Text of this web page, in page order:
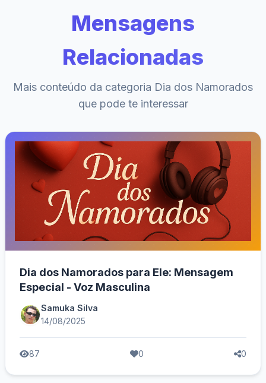
Mensagens
Relacionadas
Mais conteúdo da categoria Dia dos Namorados
que pode te interessar
Dia dos Namorados para Ele: Mensagem
Especial - Voz Masculina
Samuka Silva
14/08/2025
87 0 0